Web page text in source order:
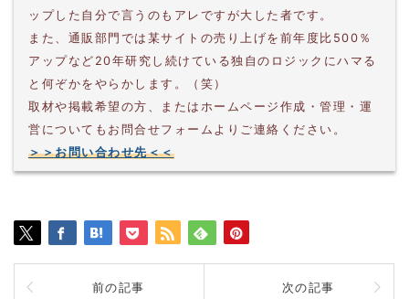
ップした自分で言うのもアレですが大した者です。
また、通販部門では某サイトの売り上げを前年度比500％
アップなど20年研究し続けている独自のロジックにハマる
と何ぞかをやらかします。（笑）
取材や掲載希望の方、またはホームページ作成・管理・運
営についてもお問合せフォームよりご連絡ください。
＞＞お問い合わせ先＜＜
前の記事 次の記事